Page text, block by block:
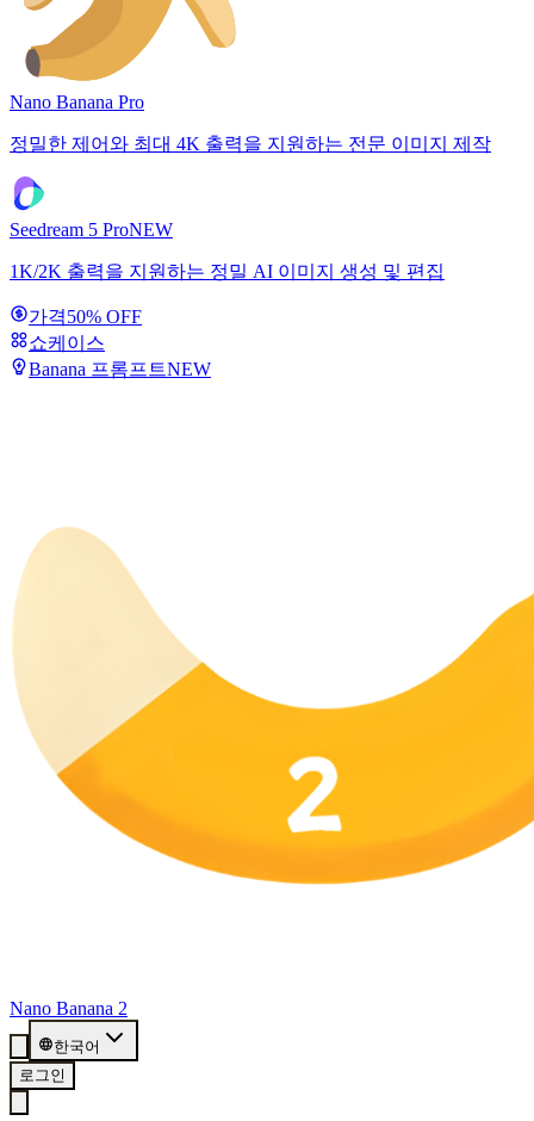
Nano Banana Pro
정밀한 제어와 최대 4K 출력을 지원하는 전문 이미지 제작
Seedream 5 ProNEW
1K/2K 출력을 지원하는 정밀 AI 이미지 생성 및 편집
가격50% OFF
쇼케이스
Banana 프롬프트NEW
Nano Banana 2
한국어
로그인